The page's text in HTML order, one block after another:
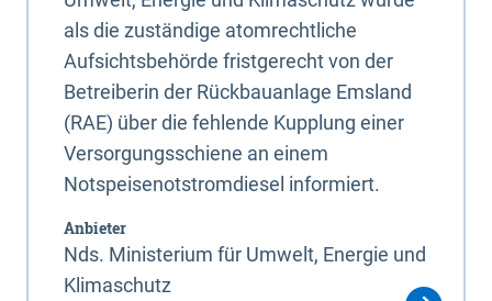
als die zuständige atomrechtliche
Aufsichtsbehörde fristgerecht von der
Betreiberin der Rückbauanlage Emsland
(RAE) über die fehlende Kupplung einer
Versorgungsschiene an einem
Notspeisenotstromdiesel informiert.
Anbieter
Nds. Ministerium für Umwelt, Energie und
Klimaschutz